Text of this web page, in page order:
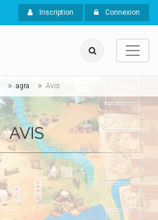
Inscription Connexion
agra Avis
AVIS